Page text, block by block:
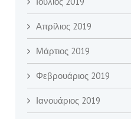
Απρίλιος 2019
Μάρτιος 2019
Φεβρουάριος 2019
Ιανουάριος 2019